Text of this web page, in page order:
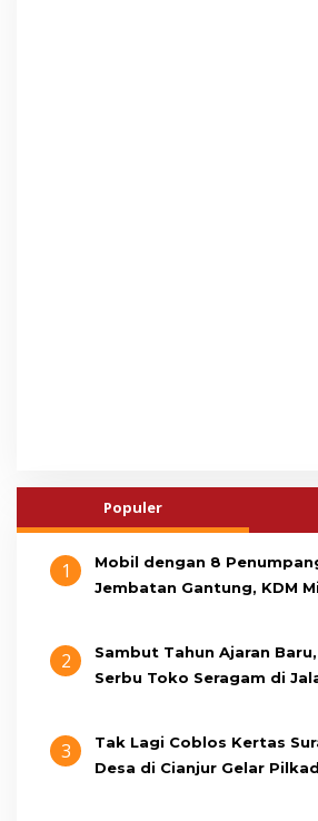
Populer
1
Mobil dengan 8
Jembatan Gantung, KDM
2
Sambut Tahun Ajaran
Serbu Toko Seragam di
3
Tak Lagi Coblos Kertas
Desa di Cianjur Gelar